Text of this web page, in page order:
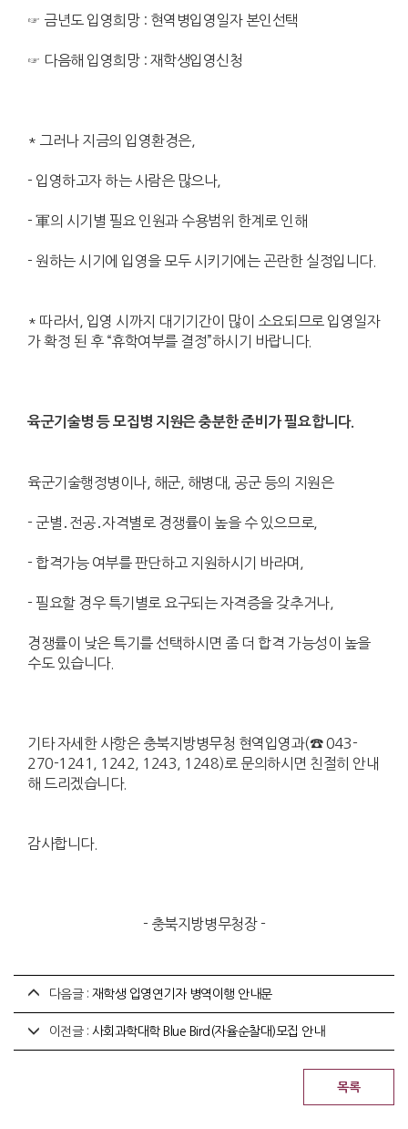
☞ 금년도 입영희망 : 현역병입영일자 본인선택
☞ 다음해 입영희망 : 재학생입영신청
* 그러나 지금의 입영환경은,
- 입영하고자 하는 사람은 많으나,
- 軍의 시기별 필요 인원과 수용범위 한계로 인해
- 원하는 시기에 입영을 모두 시키기에는 곤란한 실정입니다.
* 따라서, 입영 시까지 대기기간이 많이 소요되므로 입영일자
가 확정 된 후 “휴학여부를 결정”하시기 바랍니다.
육군기술병 등 모집병 지원은 충분한 준비가 필요합니다.
육군기술행정병이나, 해군, 해병대, 공군 등의 지원은
- 군별․전공․자격별로 경쟁률이 높을 수 있으므로,
- 합격가능 여부를 판단하고 지원하시기 바라며,
- 필요할 경우 특기별로 요구되는 자격증을 갖추거나,
경쟁률이 낮은 특기를 선택하시면 좀 더 합격 가능성이 높을
수도 있습니다.
기타 자세한 사항은 충북지방병무청 현역입영과(☎ 043-
270-1241, 1242, 1243, 1248)로 문의하시면 친절히 안내
해 드리겠습니다.
감사합니다.
- 충북지방병무청장 -
다음글 : 재학생 입영연기자 병역이행 안내문
이전글 : 사회과학대학 Blue Bird(자율순찰대)모집 안내